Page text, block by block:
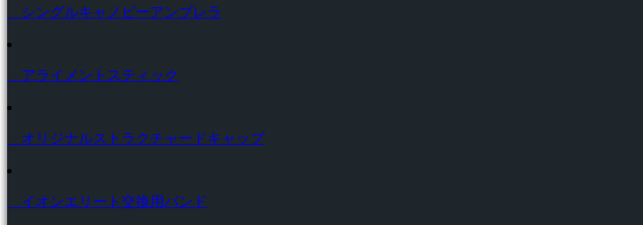
シングルキャノピーアンブレラ
アライメントスティック
オリジナルストラクチャードキャップ
イオンエリート交換用バンド